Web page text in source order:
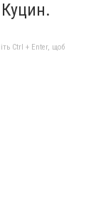
Ctrl + Enter, щоб